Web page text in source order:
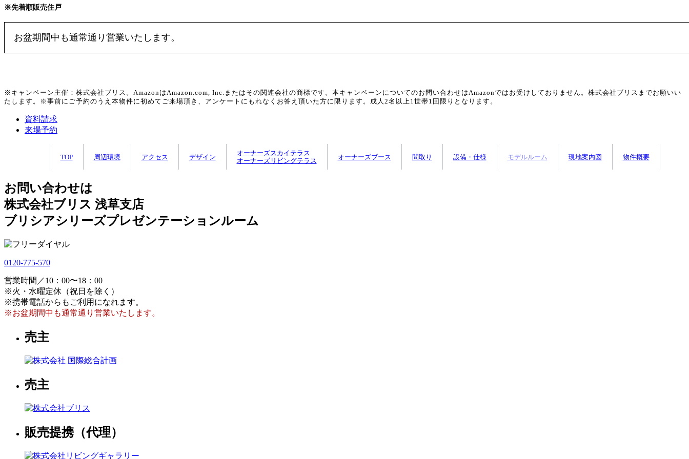
※先着順販売住戸
お盆期間中も通常通り営業いたします。
※キャンペーン主催：株式会社ブリス。AmazonはAmazon.com, Inc.またはその関連会社の商標です。本キャンペーンについてのお問い合わせはAmazonではお受けしておりません。株式会社ブリスまでお願いい
たします。※事前にご予約のうえ本物件に初めてご来場頂き、アンケートにもれなくお答え頂いた方に限ります。成人2名以上1世帯1回限りとなります。
資料請求
来場予約
TOP 周辺環境 アクセス デザイン
オーナーズスカイテラス
オーナーズリビングテラス
オーナーズブース 間取り 設備・仕様 モデルルーム 現地案内図 物件概要
お問い合わせは
株式会社ブリス 浅草支店
ブリシアシリーズプレゼンテーションルーム
0120-775-570
営業時間／10：00〜18：00
※火・水曜定休（祝日を除く）
※携帯電話からもご利用になれます。
※お盆期間中も通常通り営業いたします。
売主
売主
販売提携（代理）